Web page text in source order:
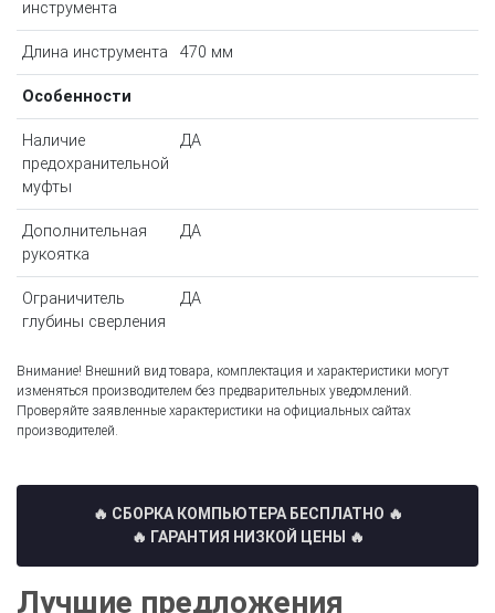
инструмента
Длина инструмента 470 мм
Особенности
Наличие
предохранительной
муфты
ДА
Дополнительная
рукоятка
ДА
Ограничитель
глубины сверления
ДА
Внимание! Внешний вид товара, комплектация и характеристики могут
изменяться производителем без предварительных уведомлений.
Проверяйте заявленные характеристики на официальных сайтах
производителей.
🔥 СБОРКА КОМПЬЮТЕРА БЕСПЛАТНО 🔥
🔥 ГАРАНТИЯ НИЗКОЙ ЦЕНЫ 🔥
Лучшие предложения